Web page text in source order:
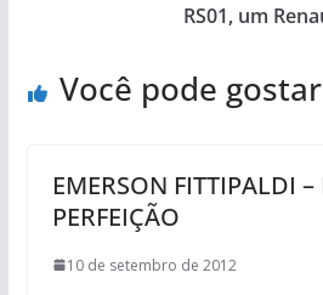
RS01, um
Você pode
EMERSON FITTIPALDI
PERFEIÇÃO
10 de setembro de 2012